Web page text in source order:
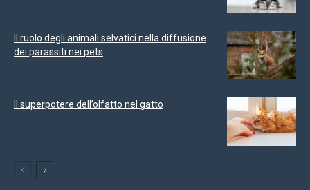
Il ruolo degli animali selvatici nella diffusione
dei parassiti nei pets
Il superpotere dell’olfatto nel gatto